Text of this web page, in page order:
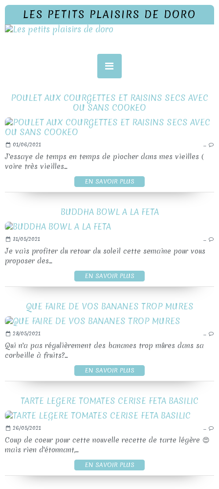
LES PETITS PLAISIRS DE DORO
POULET AUX COURGETTES ET RAISINS SECS AVEC
OU SANS COOKEO
01/06/2021 …
J'essaye de temps en temps de piocher dans mes vieilles (
voire très vieilles...
EN SAVOIR PLUS
BUDDHA BOWL A LA FETA
31/05/2021 …
Je vais profiter du retour du soleil cette semaine pour vous
proposer des...
EN SAVOIR PLUS
QUE FAIRE DE VOS BANANES TROP MURES
28/05/2021 …
Qui n'a pas régulièrement des bananes trop mûres dans sa
corbeille à fruits?...
EN SAVOIR PLUS
TARTE LEGERE TOMATES CERISE FETA BASILIC
26/05/2021 …
Coup de coeur pour cette nouvelle recette de tarte légère 😍
mais rien d'étonnant,...
EN SAVOIR PLUS